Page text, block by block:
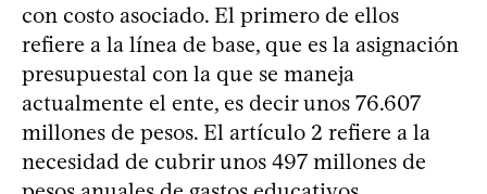
con costo asociado. El primero de ellos
refiere a la línea de base, que es la asignación
presupuestal con la que se maneja
actualmente el ente, es decir unos 76.607
millones de pesos. El artículo 2 refiere a la
necesidad de cubrir unos 497 millones de